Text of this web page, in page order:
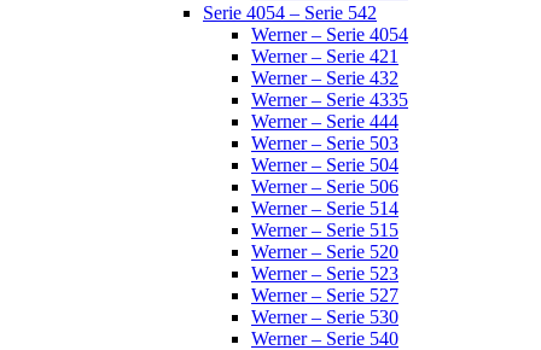
Serie 4054 – Serie 542
Werner – Serie 4054
Werner – Serie 421
Werner – Serie 432
Werner – Serie 4335
Werner – Serie 444
Werner – Serie 503
Werner – Serie 504
Werner – Serie 506
Werner – Serie 514
Werner – Serie 515
Werner – Serie 520
Werner – Serie 523
Werner – Serie 527
Werner – Serie 530
Werner – Serie 540